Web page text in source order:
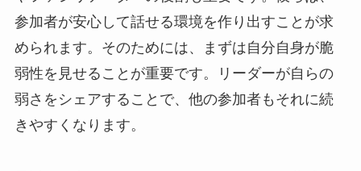
参加者が安心して話せる環境を作り出すことが求
められます。そのためには、まずは自分自身が脆
弱性を見せることが重要です。リーダーが自らの
弱さをシェアすることで、他の参加者もそれに続
きやすくなります。